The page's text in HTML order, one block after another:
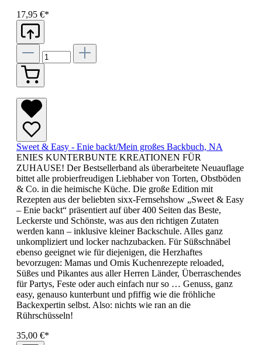
17,95 €*
Sweet & Easy - Enie backt/Mein großes Backbuch, NA
ENIES KUNTERBUNTE KREATIONEN FÜR
ZUHAUSE! Der Bestsellerband als überarbeitete Neuauflage
bittet alle probierfreudigen Liebhaber von Torten, Obstböden
& Co. in die heimische Küche. Die große Edition mit
Rezepten aus der beliebten sixx-Fernsehshow „Sweet & Easy
– Enie backt“ präsentiert auf über 400 Seiten das Beste,
Leckerste und Schönste, was aus den richtigen Zutaten
werden kann – inklusive kleiner Backschule. Alles ganz
unkompliziert und locker nachzubacken. Für Süßschnäbel
ebenso geeignet wie für diejenigen, die Herzhaftes
bevorzugen: Mamas und Omis Kuchenrezepte reloaded,
Süßes und Pikantes aus aller Herren Länder, Überraschendes
für Partys, Feste oder auch einfach nur so … Genuss, ganz
easy, genauso kunterbunt und pfiffig wie die fröhliche
Backexpertin selbst. Also: nichts wie ran an die
Rührschüsseln!
35,00 €*